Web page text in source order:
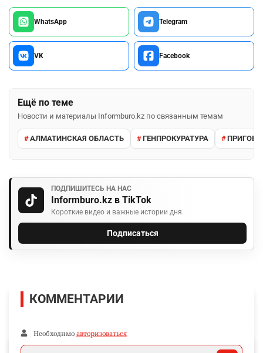
WhatsApp Telegram
VK Facebook
Ещё по теме
Новости и материалы Informburo.kz по связанным темам
АЛМАТИНСКАЯ ОБЛАСТЬ ГЕНПРОКУРАТУРА
ПОДПИШИТЕСЬ НА НАС
Informburo.kz в TikTok
Короткие видео и важные истории дня.
Подписаться
КОММЕНТАРИИ
Необходимо авторизоваться